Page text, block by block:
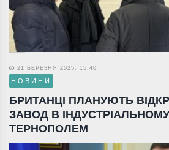
21 БЕРЕЗНЯ 2025, 15:40
НОВИНИ
БРИТАНЦІ ПЛАНУЮТЬ
ЗАВОД В
ТЕРНОПОЛЕМ